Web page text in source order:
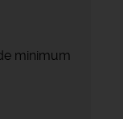
minimum